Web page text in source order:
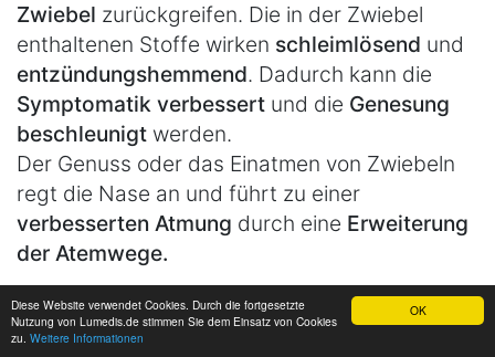
OK
Diese Website verwendet Cookies. Durch die fortgesetzte
Nutzung von Lumedis.de stimmen Sie dem Einsatz von Cookies
zu. Weitere Informationen
Zwiebel zurückgreifen. Die in der Zwiebel
enthaltenen Stoffe wirken schleimlösend und
entzündungshemmend. Dadurch kann die
Symptomatik verbessert und die Genesung
beschleunigt werden.
Der Genuss oder das Einatmen von Zwiebeln
regt die Nase an und führt zu einer
verbesserten Atmung durch eine Erweiterung
der Atemwege.
Gurgeln